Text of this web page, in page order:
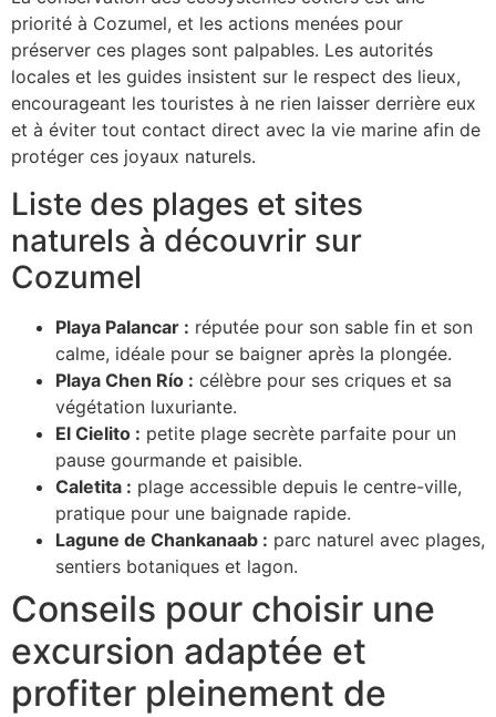
priorité à Cozumel, et les actions menées pour
préserver ces plages sont palpables. Les autorités
locales et les guides insistent sur le respect des lieux,
encourageant les touristes à ne rien laisser derrière eux
et à éviter tout contact direct avec la vie marine afin de
protéger ces joyaux naturels.
Liste des plages et sites
naturels à découvrir sur
Cozumel
Playa Palancar : réputée pour son sable fin et son
calme, idéale pour se baigner après la plongée.
Playa Chen Río : célèbre pour ses criques et sa
végétation luxuriante.
El Cielito : petite plage secrète parfaite pour un
pause gourmande et paisible.
Caletita : plage accessible depuis le centre-ville,
pratique pour une baignade rapide.
Lagune de Chankanaab : parc naturel avec plages,
sentiers botaniques et lagon.
Conseils pour choisir une
excursion adaptée et
profiter pleinement de